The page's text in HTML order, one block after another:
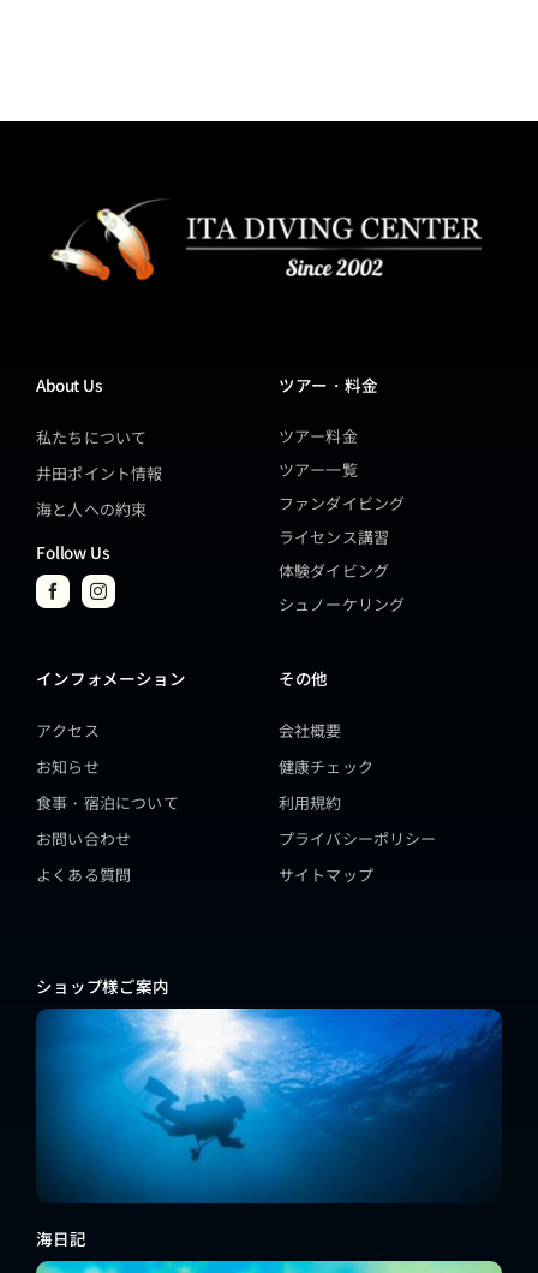
About Us
私たちについて
井田ポイント情報
海と人への約束
Follow Us
ツアー・料金
ツアー料金
ツアー一覧
ファンダイビング
ライセンス講習
体験ダイビング
シュノーケリング
インフォメーション
アクセス
お知らせ
食事・宿泊について
お問い合わせ
よくある質問
その他
会社概要
健康チェック
利用規約
プライバシーポリシー
サイトマップ
ショップ様ご案内
海日記